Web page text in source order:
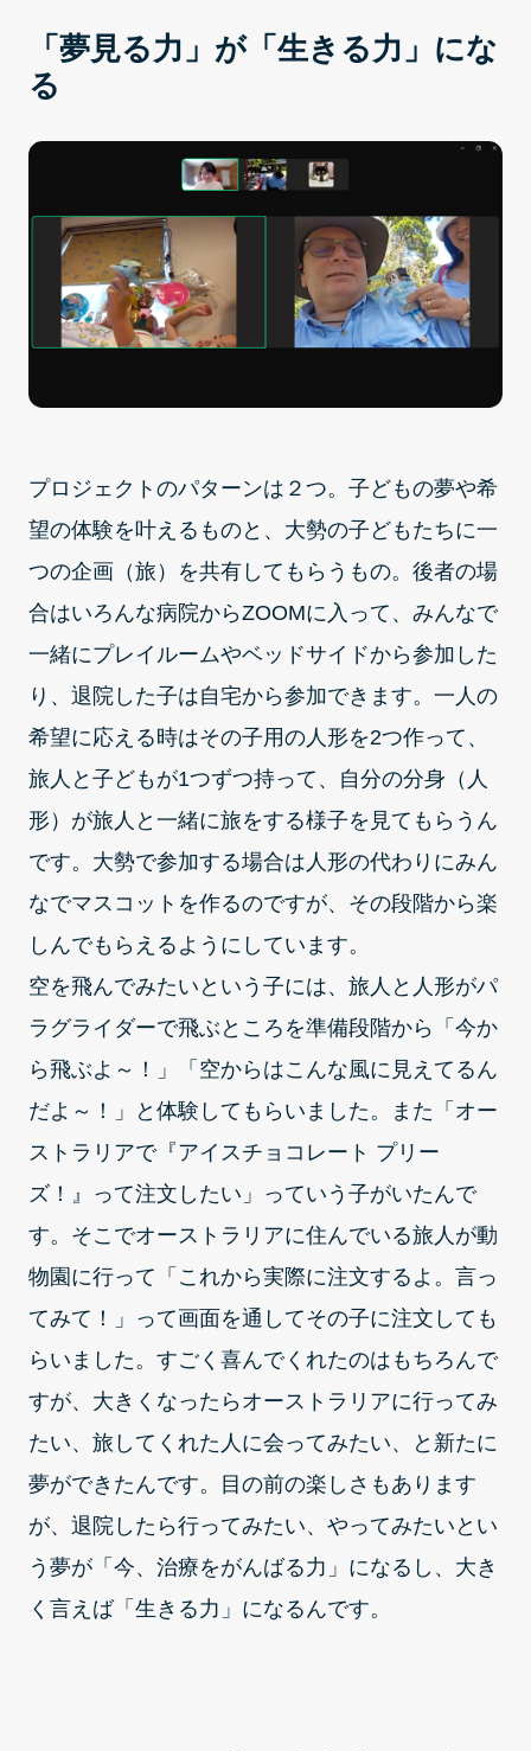
「夢見る力」が「生きる力」にな
る
プロジェクトのパターンは２つ。子どもの夢や希
望の体験を叶えるものと、大勢の子どもたちに一
つの企画（旅）を共有してもらうもの。後者の場
合はいろんな病院からZOOMに入って、みんなで
一緒にプレイルームやベッドサイドから参加した
り、退院した子は自宅から参加できます。一人の
希望に応える時はその子用の人形を2つ作って、
旅人と子どもが1つずつ持って、自分の分身（人
形）が旅人と一緒に旅をする様子を見てもらうん
です。大勢で参加する場合は人形の代わりにみん
なでマスコットを作るのですが、その段階から楽
しんでもらえるようにしています。
空を飛んでみたいという子には、旅人と人形がパ
ラグライダーで飛ぶところを準備段階から「今か
ら飛ぶよ～！」「空からはこんな風に見えてるん
だよ～！」と体験してもらいました。また「オー
ストラリアで『アイスチョコレート プリー
ズ！』って注文したい」っていう子がいたんで
す。そこでオーストラリアに住んでいる旅人が動
物園に行って「これから実際に注文するよ。言っ
てみて！」って画面を通してその子に注文しても
らいました。すごく喜んでくれたのはもちろんで
すが、大きくなったらオーストラリアに行ってみ
たい、旅してくれた人に会ってみたい、と新たに
夢ができたんです。目の前の楽しさもあります
が、退院したら行ってみたい、やってみたいとい
う夢が「今、治療をがんばる力」になるし、大き
く言えば「生きる力」になるんです。